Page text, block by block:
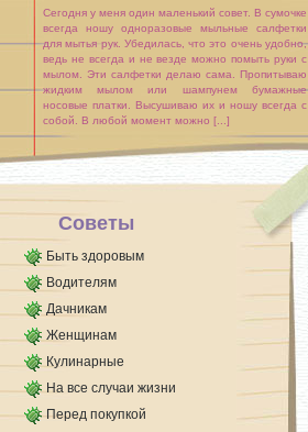
Сегодня у меня один маленький совет. В сумочке
всегда ношу одноразовые мыльные салфетки
для мытья рук. Убедилась, что это очень удобно,
ведь не всегда и не везде можно помыть руки с
мылом. Эти салфетки делаю сама. Пропитываю
жидким мылом или шампунем бумажные
носовые платки. Высушиваю их и ношу всегда с
собой. В любой момент можно [...]
Советы
Быть здоровым
Водителям
Дачникам
Женщинам
Кулинарные
На все случаи жизни
Перед покупкой